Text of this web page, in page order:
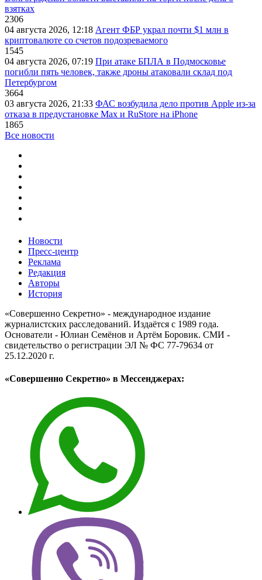
взятках
2306
04 августа 2026, 12:18 Агент ФБР украл почти $1 млн в
криптовалюте со счетов подозреваемого
1545
04 августа 2026, 07:19 При атаке БПЛА в Подмосковье
погибли пять человек, также дроны атаковали склад под
Петербургом
3664
03 августа 2026, 21:33 ФАС возбудила дело против Apple из-за
отказа в предустановке Max и RuStore на iPhone
1865
Все новости
Новости
Пресс-центр
Реклама
Редакция
Авторы
История
«Совершенно Секретно» - международное издание
журналистских расследований. Издаётся с 1989 года.
Основатели - Юлиан Семёнов и Артём Боровик. CМИ -
свидетельство о регистрации ЭЛ № ФС 77-79634 от
25.12.2020 г.
«Совершенно Секретно» в Мессенджерах: